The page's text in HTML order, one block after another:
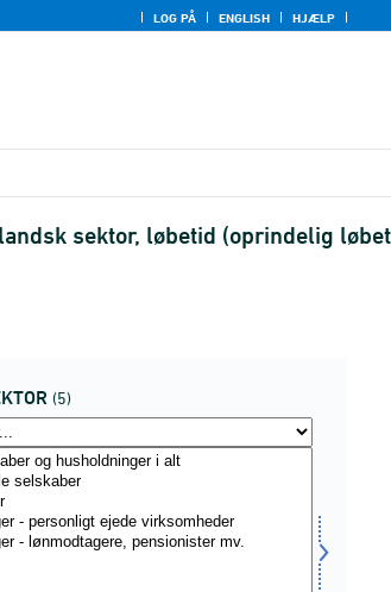
LOG PÅ ENGLISH HJÆLP
sektor, løbetid (oprindelig
(5)